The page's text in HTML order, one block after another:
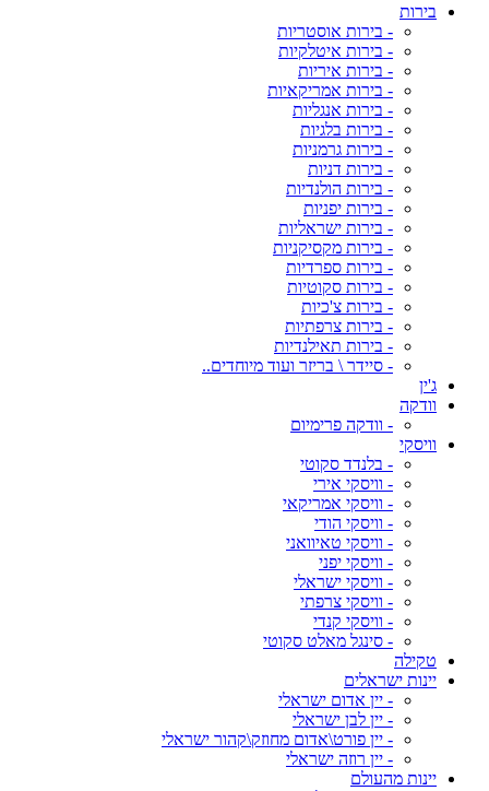
בירות
- בירות אוסטריות
- בירות איטלקיות
- בירות איריות
- בירות אמריקאיות
- בירות אנגליות
- בירות בלגיות
- בירות גרמניות
- בירות דניות
- בירות הולנדיות
- בירות יפניות
- בירות ישראליות
- בירות מקסיקניות
- בירות ספרדיות
- בירות סקוטיות
- בירות צ'כיות
- בירות צרפתיות
- בירות תאילנדיות
- סיידר \ בריזר ועוד מיוחדים..
ג'ין
וודקה
- וודקה פרימיום
וויסקי
- בלנדד סקוטי
- וויסקי אירי
- וויסקי אמריקאי
- וויסקי הודי
- וויסקי טאיוואני
- וויסקי יפני
- וויסקי ישראלי
- וויסקי צרפתי
- וויסקי קנדי
- סינגל מאלט סקוטי
טקילה
יינות ישראלים
- יין אדום ישראלי
- יין לבן ישראלי
- יין פורט\אדום מחוזק\קהור ישראלי
- יין רוזה ישראלי
יינות מהעולם